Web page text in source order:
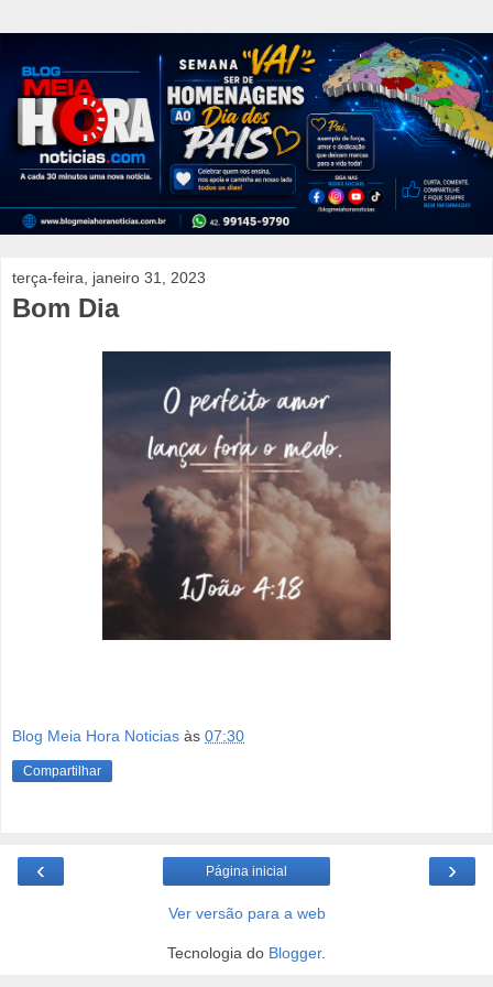
terça-feira, janeiro 31, 2023
Bom Dia
Blog Meia Hora Noticias às 07:30
Compartilhar
‹ ›
Página inicial
Ver versão para a web
Tecnologia do Blogger.